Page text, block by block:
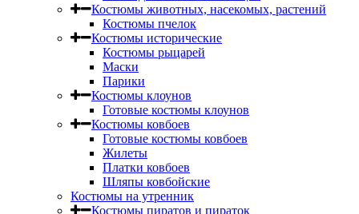
Костюмы животных, насекомых, растений
Костюмы пчелок
Костюмы исторические
Костюмы рыцарей
Маски
Парики
Костюмы клоунов
Готовые костюмы клоунов
Костюмы ковбоев
Готовые костюмы ковбоев
Жилеты
Платки ковбоев
Шляпы ковбойские
Костюмы на утренник
Костюмы пиратов и пираток